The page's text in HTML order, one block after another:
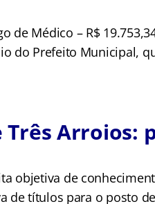
de Médico – R$
do Prefeito Municipal,
Arroios:
objetiva de
de títulos para o posto